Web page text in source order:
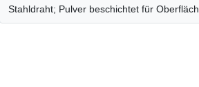
Stahldraht; Pulver beschichtet für